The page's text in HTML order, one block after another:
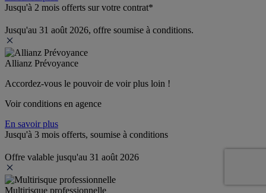
Jusqu'à 2 mois offerts sur votre contrat*
Jusqu'au 31 août 2026, offre soumise à conditions.
Allianz Prévoyance
Accordez-vous le pouvoir de voir plus loin !
Voir conditions en agence
En savoir plus
Jusqu'à 3 mois offerts, soumise à conditions
Offre valable jusqu'au 31 août 2026
Multirisque professionnelle